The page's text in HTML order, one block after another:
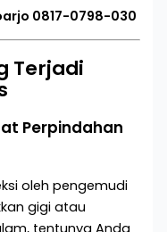
0817-0798-030
Terjadi
Perpindahan
oleh pengemudi
gigi atau
tentunya Anda